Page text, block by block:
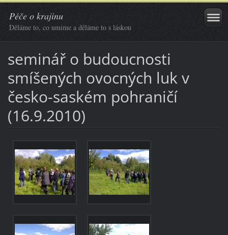
Péče o krajinu
Děláme to, co umíme a děláme to s láskou
seminář o budoucnosti
smíšených ovocných luk v
česko-saském pohraničí
(16.9.2010)